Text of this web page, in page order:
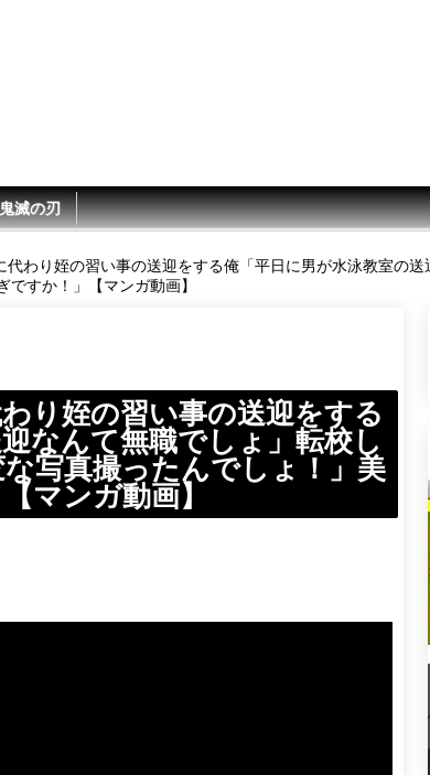
鬼滅の刃
代わり姪の習い事の送迎をする俺「平日に男が水泳教室の
すか！」【マンガ動画】
り姪の習い事の送迎をする
なんて無職でしょ」転校し
写真撮ったんでしょ！」美
マンガ動画】